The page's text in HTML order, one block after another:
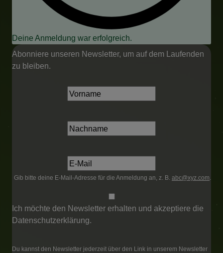
Deine Anmeldung war erfolgreich.
Abonniere unseren Newsletter, um auf dem Laufenden
zu bleiben.
Gib bitte deine E-Mail-Adresse für die Anmeldung an, z. B. abc@xyz.com
Ich möchte den Newsletter erhalten und akzeptiere die
Datenschutzerklärung.
Du kannst den Newsletter jederzeit über den Link in unserem Newsletter